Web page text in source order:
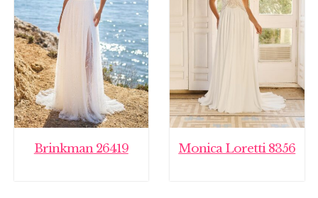
Brinkman 26419 Monica Loretti 8356